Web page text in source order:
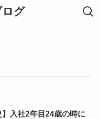
ログ
】入社2年目24歳の時に